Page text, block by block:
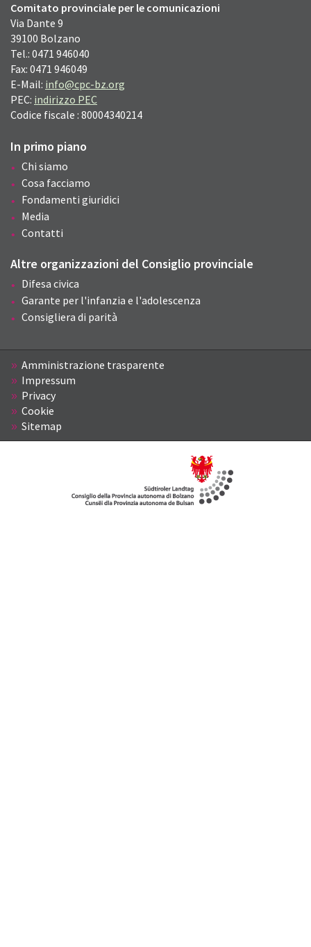
Comitato provinciale per le comunicazioni
Via Dante 9
39100 Bolzano
Tel.: 0471 946040
Fax: 0471 946049
E-Mail: info@cpc-bz.org
PEC: indirizzo PEC
Codice fiscale : 80004340214
In primo piano
Chi siamo
Cosa facciamo
Fondamenti giuridici
Media
Contatti
Altre organizzazioni del Consiglio provinciale
Difesa civica
Garante per l'infanzia e l'adolescenza
Consigliera di parità
Amministrazione trasparente
Impressum
Privacy
Cookie
Sitemap